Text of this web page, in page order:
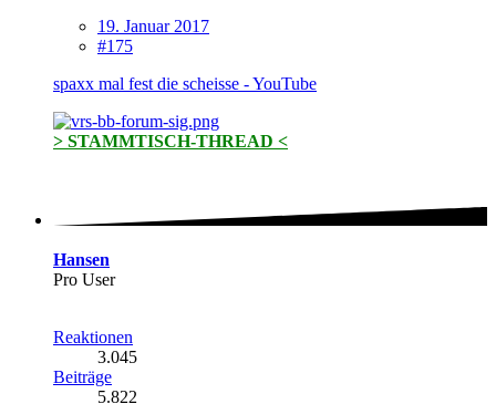
19. Januar 2017
#175
spaxx mal fest die scheisse - YouTube
> STAMMTISCH-THREAD <
Hansen
Pro User
Reaktionen
3.045
Beiträge
5.822